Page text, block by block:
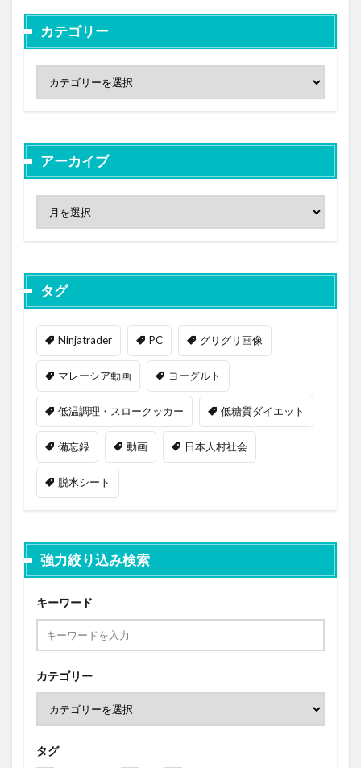
カテゴリー
アーカイブ
タグ
Ninjatrader PC グリグリ画像
マレーシア動画 ヨーグルト
低温調理・スロークッカー 低糖質ダイエット
備忘録 動画 日本人村社会
脱水シート
強力絞り込み検索
キーワード
カテゴリー
タグ